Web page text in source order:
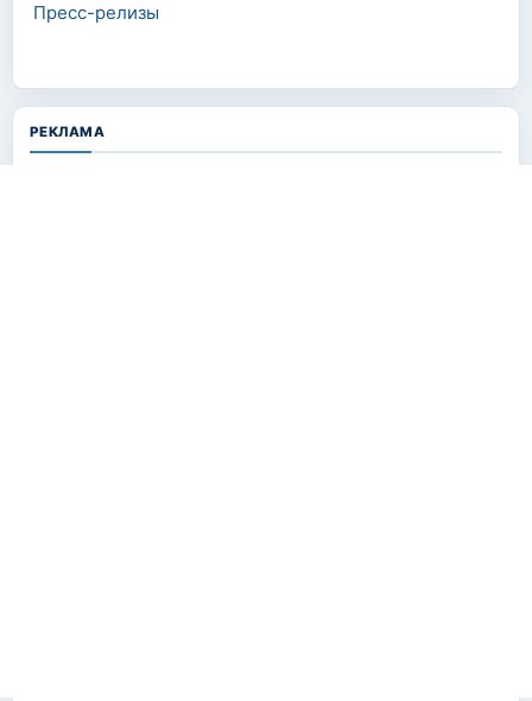
Пресс-релизы
РЕКЛАМА